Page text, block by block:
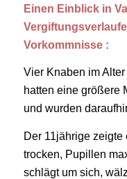
Einen Einblick in
Vorkommnisse :
Vier Knaben im
hatten eine größere
und wurden
Der 11jährige
trocken, Pupillen
schlägt um sich,